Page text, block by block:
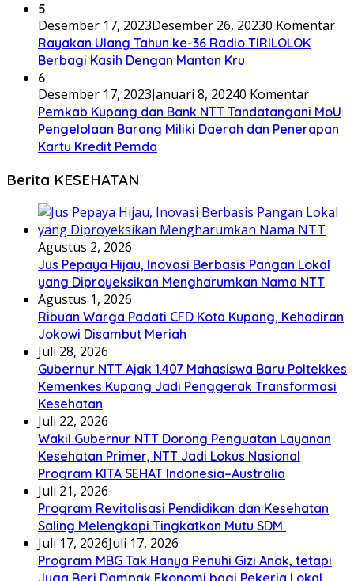
5
Desember 17, 2023Desember 26, 20230 Komentar
Rayakan Ulang Tahun ke-36 Radio TIRILOLOK
Berbagi Kasih Dengan Mantan Kru
6
Desember 17, 2023Januari 8, 20240 Komentar
Pemkab Kupang dan Bank NTT Tandatangani MoU
Pengelolaan Barang Miliki Daerah dan Penerapan
Kartu Kredit Pemda
Berita KESEHATAN
Agustus 2, 2026
Jus Pepaya Hijau, Inovasi Berbasis Pangan Lokal
yang Diproyeksikan Mengharumkan Nama NTT
Agustus 1, 2026
Ribuan Warga Padati CFD Kota Kupang, Kehadiran
Jokowi Disambut Meriah
Juli 28, 2026
Gubernur NTT Ajak 1.407 Mahasiswa Baru Poltekkes
Kemenkes Kupang Jadi Penggerak Transformasi
Kesehatan
Juli 22, 2026
Wakil Gubernur NTT Dorong Penguatan Layanan
Kesehatan Primer, NTT Jadi Lokus Nasional
Program KITA SEHAT Indonesia–Australia
Juli 21, 2026
Program Revitalisasi Pendidikan dan Kesehatan
Saling Melengkapi Tingkatkan Mutu SDM
Juli 17, 2026Juli 17, 2026
Program MBG Tak Hanya Penuhi Gizi Anak, tetapi